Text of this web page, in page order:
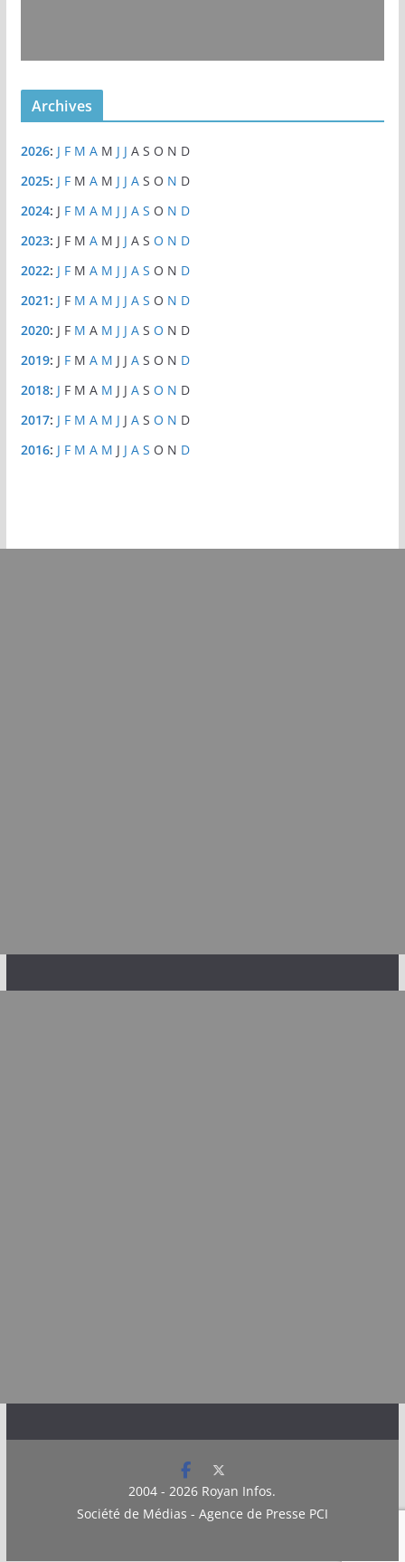
Archives
2026: J F M A M J J A S O N D
2025: J F M A M J J A S O N D
2024: J F M A M J J A S O N D
2023: J F M A M J J A S O N D
2022: J F M A M J J A S O N D
2021: J F M A M J J A S O N D
2020: J F M A M J J A S O N D
2019: J F M A M J J A S O N D
2018: J F M A M J J A S O N D
2017: J F M A M J J A S O N D
2016: J F M A M J J A S O N D
2004 - 2026 Royan Infos.
Société de Médias - Agence de Presse PCI